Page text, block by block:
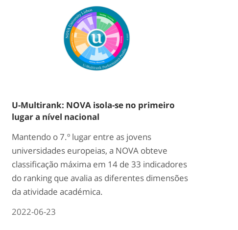
U-Multirank: NOVA isola-se no primeiro
lugar a nível nacional
Mantendo o 7.º lugar entre as jovens
universidades europeias, a NOVA obteve
classificação máxima em 14 de 33 indicadores
do ranking que avalia as diferentes dimensões
da atividade académica.
2022-06-23